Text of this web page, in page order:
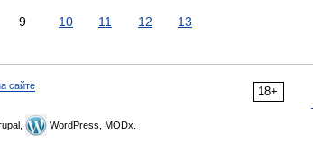
9 10 11 12 13
18+
сайте
WordPress, MODx.